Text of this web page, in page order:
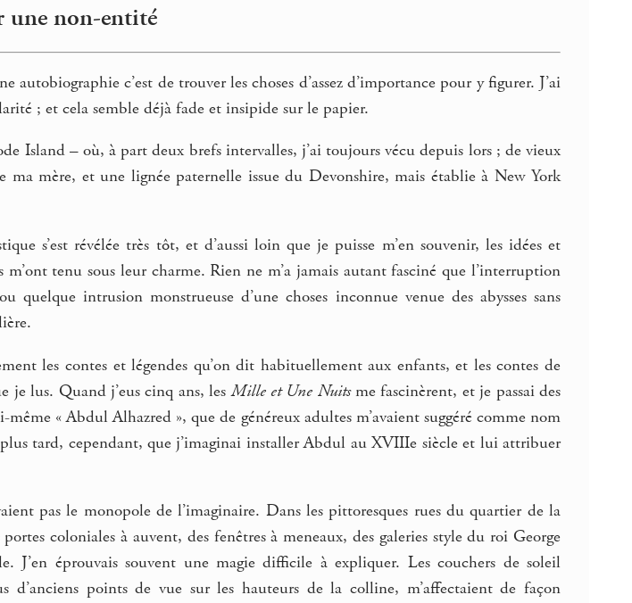
une non-entité
c’est de trouver les choses d’assez d’importance pour y figurer. J’ai
; et cela semble déjà fade et insipide sur le papier.
Island – où, à part deux brefs intervalles, j’ai toujours vécu depuis lors ; de vieux
mère, et une lignée paternelle issue du Devonshire, mais établie à New York
s’est révélée très tôt, et d’aussi loin que je puisse m’en souvenir, les idées et
m’ont tenu sous leur charme. Rien ne m’a jamais autant fasciné que l’interruption
quelque intrusion monstrueuse d’une choses inconnue venue des abysses sans
les contes et légendes qu’on dit habituellement aux enfants, et les contes de
je lus. Quand j’eus cinq ans, lesMille et Une Nuitsme fascinèrent, et je passai des
même « Abdul Alhazred », que de généreux adultes m’avaient suggéré comme nom
plus tard, cependant, que j’imaginai installer Abdul au XVIIIe siècle et lui attribuer
pas le monopole de l’imaginaire. Dans les pittoresques rues du quartier de la
coloniales à auvent, des fenêtres à meneaux, des galeries style du roi George
J’en éprouvais souvent une magie difficile à expliquer. Les couchers de soleil
points de vue sur les hauteurs de la colline, m’affectaient de façon